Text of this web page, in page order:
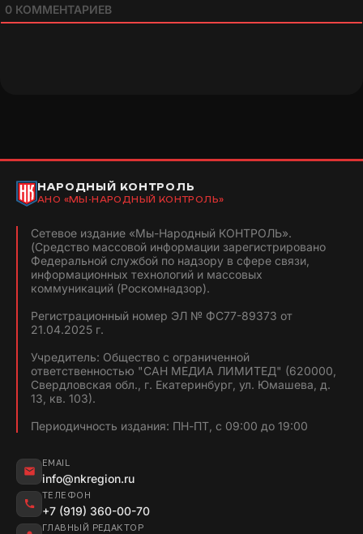
0 КОММЕНТАРИЕВ
НАРОДНЫЙ КОНТРОЛЬ
АНО «МЫ-НАРОДНЫЙ КОНТРОЛЬ»
Сетевое издание «Мы-Народный КОНТРОЛЬ».
(Средство массовой информации зарегистрировано
Федеральной службой по надзору в сфере связи,
информационных технологий и массовых
коммуникаций (Роскомнадзор).
Регистрационный номер ЭЛ № ФС77-89373 от
21.04.2025 г.
Учредитель: Общество с ограниченной
ответственностью "САН МЕДИА ЛИМИТЕД" (620000,
Свердловская обл., г. Екатеринбург, ул. Юмашева, д.
13, кв. 103).
Периодичность издания: ПН-ПТ, с 09:00 до 19:00
EMAIL
info@nkregion.ru
ТЕЛЕФОН
+7 (919) 360-00-70
ГЛАВНЫЙ РЕДАКТОР